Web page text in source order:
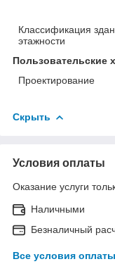
Классификация
этажности
Пользовательские
Проектирование
Скрыть
Условия оплаты
Оказание услуги
Наличными
Безналичный
Все условия оплаты